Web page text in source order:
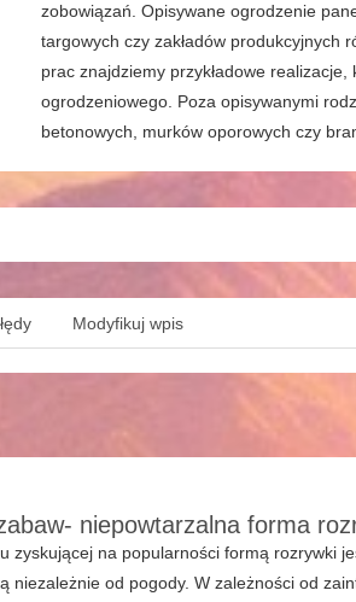
zobowiązań. Opisywane ogrodzenie
targowych czy zakładów produkcyjnych
prac znajdziemy przykładowe
ogrodzeniowego. Poza opisywanymi
betonowych, murków oporowych czy
Modyfikuj wpis
niepowtarzalna forma
zyskującej na popularności formą rozrywki
niezależnie od pogody. W zależności od